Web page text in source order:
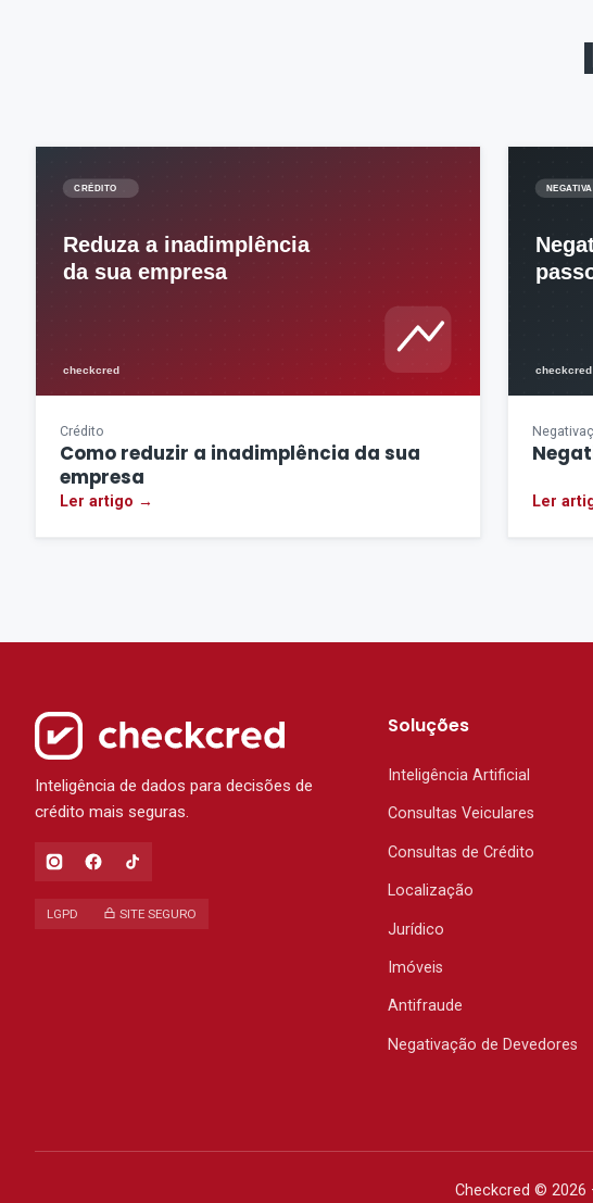
Crédito
Como reduzir a inadimplência da sua
empresa
Ler artigo → Ler
Inteligência de dados para decisões de
crédito mais seguras.
LGPD SITE SEGURO
Soluções
Inteligência Artificial
Consultas Veiculares
Consultas de Crédito
Localização
Jurídico
Imóveis
Antifraude
Negativação de Devedores
Checkcred © 2026